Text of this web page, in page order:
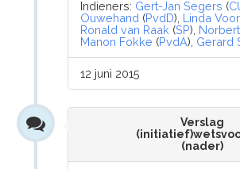
Indieners: Gert-Jan Segers (
Ouwehand (PvdD), Linda
Ronald van Raak (SP),
Manon Fokke (PvdA), Gerard
12 juni 2015
Verslag
(nader)